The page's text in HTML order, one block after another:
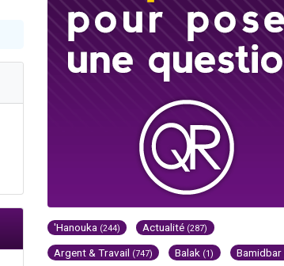
'Hanouka (244) Actualité (287)
Argent & Travail (747) Balak (1) Bamidbar